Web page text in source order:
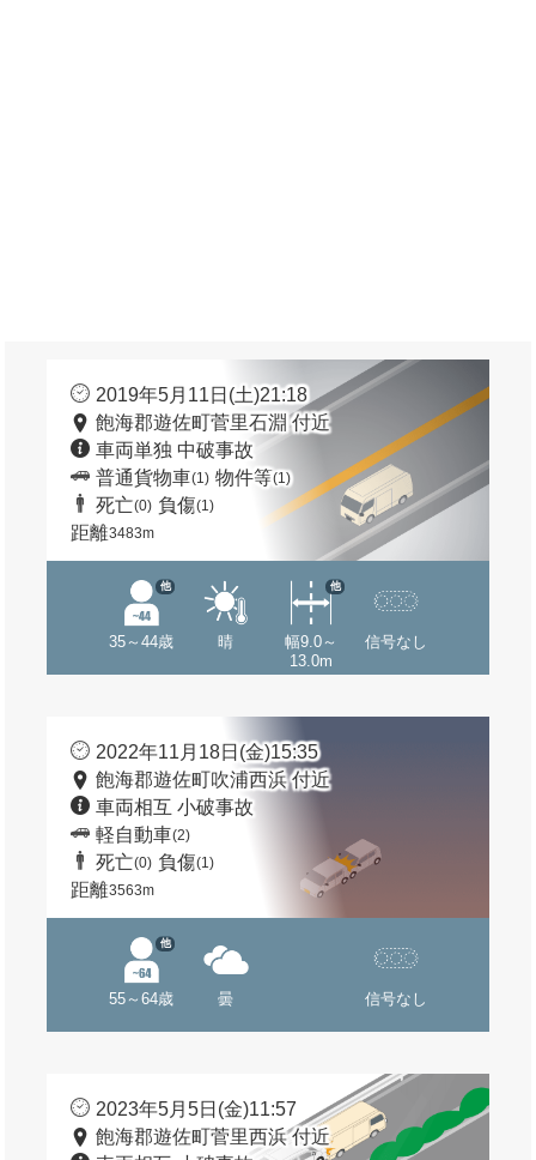
2019年5月11日(土)21:18
飽海郡遊佐町菅里石淵 付近
車両単独 中破事故
普通貨物車(1) 物件等(1)
死亡(0) 負傷(1)
距離3483m
35～44歳
他
晴
幅9.0～
13.0m
他
信号なし
2022年11月18日(金)15:35
飽海郡遊佐町吹浦西浜 付近
車両相互 小破事故
軽自動車(2)
死亡(0) 負傷(1)
距離3563m
55～64歳
他
曇 信号なし
2023年5月5日(金)11:57
飽海郡遊佐町菅里西浜 付近